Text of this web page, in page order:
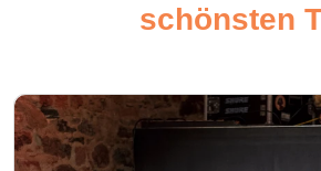
schönsten